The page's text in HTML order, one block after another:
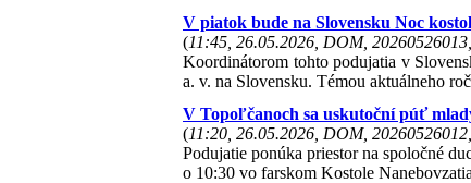
V piatok bude na Slovensku Noc
(11:45, 26.05.2026, DOM,
Koordinátorom tohto podujatia v
a. v. na Slovensku. Témou aktuálneho
V Topoľčanoch sa uskutoční púť
(11:20, 26.05.2026, DOM,
Podujatie ponúka priestor na spoločné
o 10:30 vo farskom Kostole